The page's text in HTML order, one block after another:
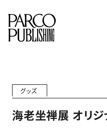
グッズ
海老坐禅展 オリ